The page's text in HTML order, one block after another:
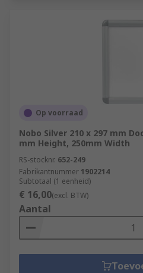
Op voorraad
Nobo Silver 210 x 297 mm
mm Height, 250mm Width
RS-stocknr. 652-249
Fabrikantnummer 1902214
Subtotaal (1 eenheid)
€ 16,00(excl. BTW)
Aantal